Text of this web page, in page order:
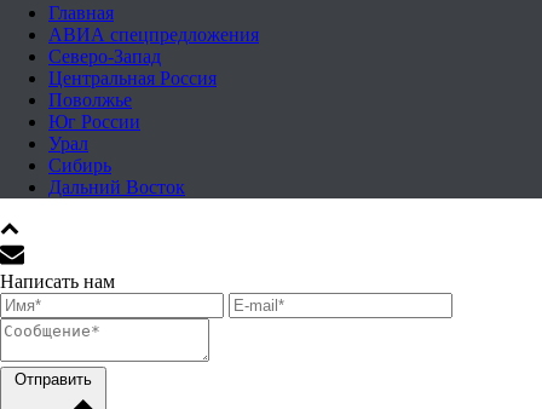
Главная
АВИА спецпредложения
Северо-Запад
Центральная Россия
Поволжье
Юг России
Урал
Сибирь
Дальний Восток
Написать нам
Отправить